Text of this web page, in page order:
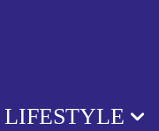
LIFESTYLE